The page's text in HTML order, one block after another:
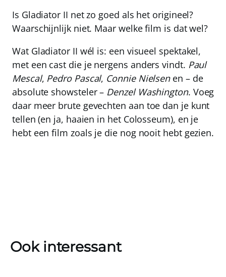
Is Gladiator II net zo goed als het origineel?
Waarschijnlijk niet. Maar welke film is dat wel?
Wat Gladiator II wél is: een visueel spektakel,
met een cast die je nergens anders vindt. Paul
Mescal, Pedro Pascal, Connie Nielsenen – de
absolute showsteler – Denzel Washington. Voeg
daar meer brute gevechten aan toe dan je kunt
tellen (en ja, haaien in het Colosseum), en je
hebt een film zoals je die nog nooit hebt gezien.
Ook interessant